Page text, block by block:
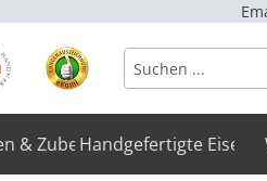
& ZubehörHandgefertigte